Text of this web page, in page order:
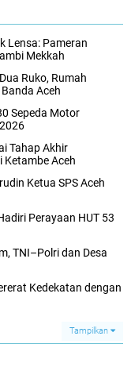
Lensa: Pameran
Mekkah
Ruko, Rumah
Aceh
Sepeda Motor
Tahap Akhir
Aceh
Ketua SPS Aceh
Perayaan HUT 53
TNI–Polri dan Desa
Kedekatan dengan
Tampilkan